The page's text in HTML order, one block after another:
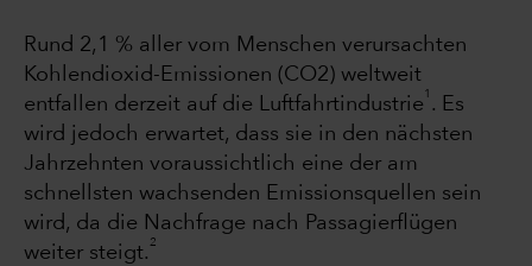
Rund 2,1 % aller vom Menschen verursachten
Kohlendioxid-Emissionen (CO2) weltweit
entfallen derzeit auf die Luftfahrtindustrie
1
. Es
wird jedoch erwartet, dass sie in den nächsten
Jahrzehnten voraussichtlich eine der am
schnellsten wachsenden Emissionsquellen sein
wird, da die Nachfrage nach Passagierflügen
weiter steigt.
2